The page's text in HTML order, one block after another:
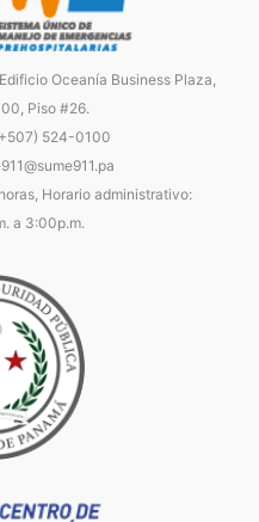
Oceanía Business Plaza,
Piso #26.
524-0100
Horario administrativo:
a 3:00p.m.